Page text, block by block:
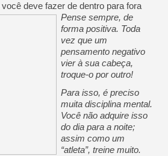
fazer de dentro para fora
Pense sempre, de
forma positiva. Toda
vez que um
pensamento negativo
vier à sua cabeça,
troque-o por outro!
Para isso, é preciso
muita disciplina mental.
Você não adquire isso
do dia para a noite;
assim como um
“atleta”, treine muito.